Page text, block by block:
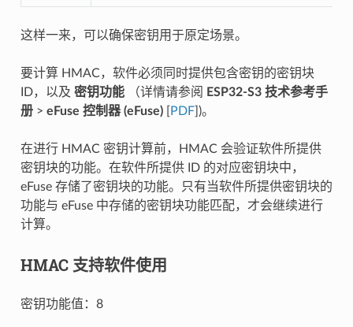
这样一来，可以确保密钥用于原定场景。
要计算 HMAC，软件必须同时提供包含密钥的密钥块
ID，以及 密钥功能（详情请参阅
ESP32-S3 技术参考手
册> eFuse 控制器 (eFuse)[ PDF])。
在进行 HMAC 密钥计算前，HMAC 会验证软件所提供
密钥块的功能。在软件所提供 ID 的对应密钥块中，
eFuse 存储了密钥块的功能。只有当软件所提供密钥块的
功能与 eFuse 中存储的密钥块功能匹配，才会继续进行
计算。
HMAC 支持软件使用
密钥功能值：8